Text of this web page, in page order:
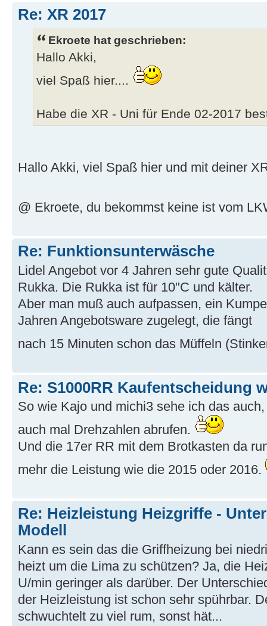
Re: XR 2017
Ekroete hat geschrieben:
Hallo Akki,
viel Spaß hier....
Habe die XR - Uni für Ende 02-2017
Hallo Akki, viel Spaß hier und mit deiner
@ Ekroete, du bekommst keine ist vom
Re: Funktionsunterwäsche
Lidel Angebot vor 4 Jahren sehr gute
Rukka. Die Rukka ist für 10"C und kälter.
Aber man muß auch aufpassen, ein
Jahren Angebotsware zugelegt, die fängt
nach 15 Minuten schon das Müffeln
Re: S1000RR Kaufentscheidung
So wie Kajo und michi3 sehe ich das
auch mal Drehzahlen abrufen.
Und die 17er RR mit dem Brotkasten da
mehr die Leistung wie die 2015 oder 2016.
Re: Heizleistung Heizgriffe -
Modell
Kann es sein das die Griffheizung bei
heizt um die Lima zu schützen? Ja, die
U/min geringer als darüber. Der
der Heizleistung ist schon sehr spührbar.
schwuchtelt zu viel rum, sonst hät...